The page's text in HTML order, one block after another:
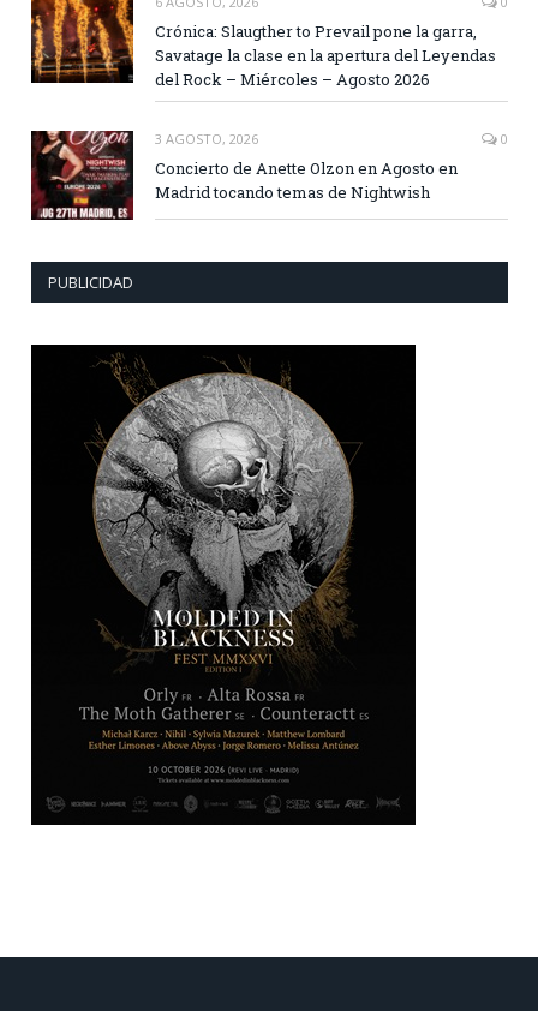
Crónica: Slaugther to Prevail pone la garra,
Savatage la clase en la apertura del Leyendas
del Rock – Miércoles – Agosto 2026
3 AGOSTO, 2026 0
Concierto de Anette Olzon en Agosto en
Madrid tocando temas de Nightwish
PUBLICIDAD